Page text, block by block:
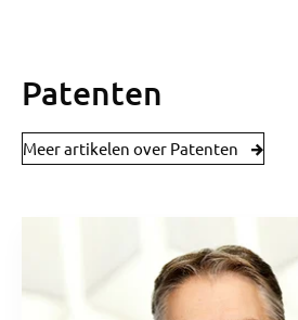
Patenten
Meer artikelen over Patenten